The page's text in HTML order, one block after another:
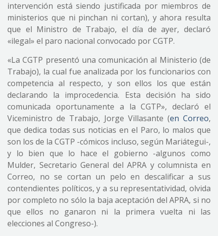
intervención está siendo justificada por miembros de
ministerios que ni pinchan ni cortan), y ahora resulta
que el Ministro de Trabajo, el día de ayer, declaró
«ilegal» el paro nacional convocado por CGTP.
«La CGTP presentó una comunicación al Ministerio (de
Trabajo), la cual fue analizada por los funcionarios con
competencia al respecto, y son ellos los que están
declarando la improcedencia. Esta decisión ha sido
comunicada oportunamente a la CGTP», declaró el
Viceministro de Trabajo, Jorge Villasante (en Correo,
que dedica todas sus noticias en el Paro, lo malos que
son los de la CGTP -cómicos incluso, según Mariátegui-,
y lo bien que lo hace el gobierno -algunos como
Mulder, Secretario General del APRA y columnista en
Correo, no se cortan un pelo en descalificar a sus
contendientes políticos, y a su representatividad, olvida
por completo no sólo la baja aceptación del APRA, si no
que ellos no ganaron ni la primera vuelta ni las
elecciones al Congreso-).